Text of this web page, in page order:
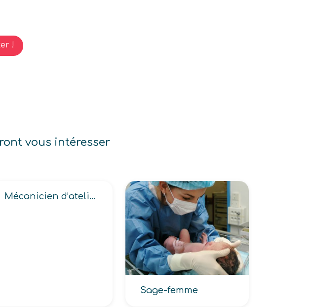
!
vous intéresser
Mécanicien d’atelier et de chantier en matériels de Bâtiments et de Travaux Publics -BTP-
Sage-femme